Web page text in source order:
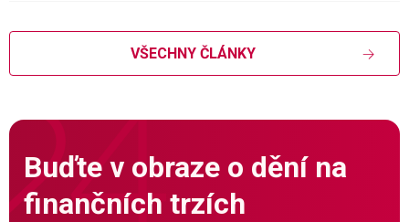
VŠECHNY ČLÁNKY
Buďte v obraze o dění na
finančních trzích